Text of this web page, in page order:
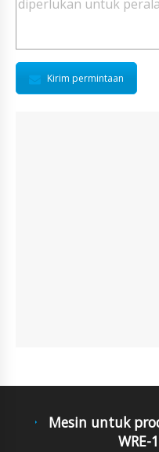
Kirim permintaan
Mesin untuk
WRE-